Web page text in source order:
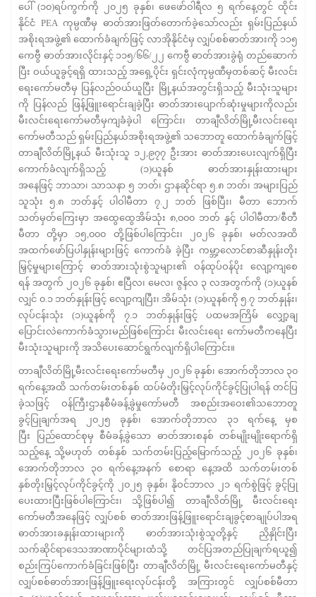
ပေါ် (၁၀)ရပ်ကွက်ကို ၂၀၂၅ ခုနှစ်၊ ဖေဖော်ဝါရီလ ၅ ရက်နေ့တွင် ထိုင်း
နိုင်ငံ PEA ကုမ္ပဏီမှ ဓာတ်အားဖြတ်တောက်ခဲ့သော်လည်း ရှမ်းပြည်နယ်
အစိုးရအဖွဲ့၏ ထောက်ခံချက်ဖြင့် လာအိုနိုင်ငံမှ လျှပ်စစ်ဓာတ်အားကို ၁၁၅
ကေဗွီ ဓာတ်အားလိုင်းနှင့် ၁၁၅/၆၆/၂၂ ကေဗွီ ဓာတ်အားခွဲရုံ တည်ဆောက်
ပြီး ဝယ်ယူခွင့်ရရှိ ထားသည့် အရှေ့ပိုင်း ရှင်းလုံကုမ္ပဏီမှတစ်ဆင့် မီးလင်း
ရေးကော်မတီမှ ပြန်လည်ဝယ်ယူပြီး မြို့နယ်အတွင်းရှိသည့် မီးသုံးသူများ
ကို ပြန်လည် ဖြန့်ဖြူးရောင်းချခဲ့ပြီး ဓာတ်အားပျောက်ဆုံးမှုများကိုလည်း
မီးလင်းရေးကော်မတီမှကျခံခဲ့ပါ ကြောင်း၊ တာချီလိတ်မြို့မီးလင်းရေး
ကော်မတီသည် ရှမ်းပြည်နယ်အစိုးရအဖွဲ့၏ သဘောတူ ထောက်ခံချက်ဖြင့်
တာချီလိတ်မြို့နယ် မီးသုံးသူ ၁၂,၉၇၇ ဦးအား ဓာတ်အားပေးလျက်ရှိပြီး
ကောက်ခံလျက်ရှိသည့် (၁)ယူနစ် ဓာတ်အားနှုန်းထားများ
အနေဖြင့် ဘာသာ၊ သာသနာ ၅ ဘတ်၊ ဌာနဆိုင်ရာ ၅.၈ ဘတ်၊ အများပြည်
သူသုံး ၅.၈ ဘတ်နှင့် ပါဝါမီတာ ၇.၂ ဘတ် ဖြစ်ပြီး၊ မီတာ ဘောက်
သတ်မှတ်ကြေးမှာ အထွေထွေအိမ်သုံး ၈,၀၀၀ ဘတ် နှင့် ပါဝါမီတာ/စီတီ
မီတာ တို့မှာ ၁၅,၀၀၀ တို့ဖြစ်ပါကြောင်း၊ ၂၀၂၆ ခုနှစ်၊ မတ်လအထိ
အထက်ဖော်ပြပါနှုန်းများဖြင့် ကောက်ခံ ခဲ့ပြီး ကမ္ဘာ့လောင်စာဆီနှုန်းတိုး
မြှင့်မှုများကြောင့် ဓာတ်အားသုံးစွဲသူများ၏ ဝန်ထုပ်ဝန်ပိုး လျော့ကျစေ
ရန် အတွက် ၂၀၂၆ ခုနှစ်၊ ဧပြီလ၊ မေလ၊ ဇွန်လ ၃ လအတွက်ကို (၁)ယူနစ်
လျှင် ၀.၁ ဘတ်နှုန်းဖြင့် လျော့ကျပြီး၊ အိမ်သုံး (၁)ယူနစ်ကို ၅.၇ ဘတ်နှုန်း၊
လုပ်ငန်းသုံး (၁)ယူနစ်ကို ၇.၁ ဘတ်နှုန်းဖြင့် ပထမအကြိမ် လျှော့ချ
ပြောင်းလဲကောက်ခံသွားမည်ဖြစ်ကြောင်း မီးလင်းရေး ကော်မတီကနေပြီး
မီးသုံးသူများကို အသိပေးဆောင်ရွက်လျက်ရှိပါကြောင်း။
တာချီလိတ်မြို့မီးလင်းရေးကော်မတီမှ ၂၀၂၆ ခုနှစ်၊ အောက်တိုဘာလ ၃၀
ရက်နေ့အထိ သက်တမ်းတစ်နှစ် ထပ်မံတိုးမြှင့်လုပ်ကိုင်ခွင့်ပြုပါရန် တင်ပြ
ခဲ့သဖြင့် ဝန်ကြီးဌာနစီမံခန့်ခွဲမှုကော်မတီ အစည်းအဝေး၏သဘောတူ
ခွင့်ပြုချက်အရ ၂၀၂၅ ခုနှစ်၊ အောက်တိုဘာလ ၃၁ ရက်နေ့ မှစ
ပြီး ပြည်ထောင်စုမှ စီမံခန့်ခွဲသော ဓာတ်အားစနစ် တစ်မျိုးမျိုးရောက်ရှိ
သည့်နေ့ သို့မဟုတ် တစ်နှစ် သက်တမ်းပြည့်မြောက်သည့် ၂၀၂၆ ခုနှစ်၊
အောက်တိုဘာလ ၃၀ ရက်နေ့အနက် စောရာ နေ့အထိ သက်တမ်းတစ်
နှစ်တိုးမြှင့်လုပ်ကိုင်ခွင့်ကို ၂၀၂၅ ခုနှစ်၊ နိုဝင်ဘာလ ၂၁ ရက်စွဲဖြင့် ခွင့်ပြု
ပေးထားပြီးဖြစ်ပါကြောင်း၊ သို့ဖြစ်ပါ၍ တာချီလိတ်မြို့ မီးလင်းရေး
ကော်မတီအနေဖြင့် လျှပ်စစ် ဓာတ်အားဖြန့်ဖြူးရောင်းချခွင့်စာချုပ်ပါအရ
ဓာတ်အားခနှုန်းထားများကို ဓာတ်အားသုံးစွဲသူတို့နှင့် ညှိနှိုင်းပြီး
သက်ဆိုင်ရာဒေသအာဏာပိုင်များထံသို့ တင်ပြအတည်ပြုချက်ရယူ၍
စည်းကြပ်ကောက်ခံခြင်းဖြစ်ပြီး တာချီလိတ်မြို့ မီးလင်းရေးကော်မတီနှင့်
လျှပ်စစ်ဓာတ်အားဖြန့်ဖြူးရေးလုပ်ငန်းတို့ အကြားတွင် လျှပ်စစ်မီတာ